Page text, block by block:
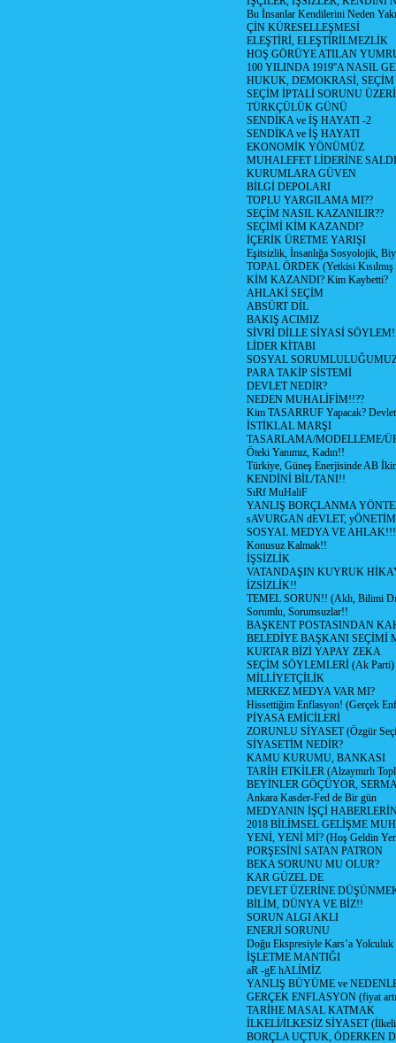
Bu İnsanlar Kendilerini Neden
ÇİN KÜRESELLEŞMESİ
ELEŞTİRİ, ELEŞTİRİLMEZLİK
HOŞ GÖRÜYE ATILAN
100 YILINDA 1919''A NASIL
HUKUK, DEMOKRASİ, SEÇİM
SEÇİM İPTALİ SORUNU
TÜRKÇÜLÜK GÜNÜ
SENDİKA ve İŞ HAYATI -2
SENDİKA ve İŞ HAYATI
EKONOMİK YÖNÜMÜZ
MUHALEFET LİDERİNE
KURUMLARA GÜVEN
BİLGİ DEPOLARI
TOPLU YARGILAMA MI??
SEÇİM NASIL KAZANILIR??
SEÇİMİ KİM KAZANDI?
İÇERİK ÜRETME YARIŞI
Eşitsizlik, İnsanlığa Sosyolojik,
TOPAL ÖRDEK (Yetkisi
KİM KAZANDI? Kim Kaybetti?
AHLAKİ SEÇİM
ABSÜRT DİL
BAKIŞ ACIMIZ
SİVRİ DİLLE SİYASİ
LİDER KİTABI
SOSYAL
PARA TAKİP SİSTEMİ
DEVLET NEDİR?
NEDEN MUHALİFİM!!??
Kim TASARRUF Yapacak? Devlet
İSTİKLAL MARŞI
TASARLAMA/MODELLEME/
Öteki Yanımız, Kadın!!
Türkiye, Güneş Enerjisinde AB
KENDİNİ BİL/TANI!!
SıRf MuHaliF
YANLIŞ BORÇLANMA
sAVURGAN dEVLET,
SOSYAL MEDYA VE AHLAK!!!
Konusuz Kalmak!!
İŞSİZLİK
VATANDAŞIN KUYRUK
İZSİZLİK!!
TEMEL SORUN!! (Aklı, Bilimi
Sorumlu, Sorumsuzlar!!
BAŞKENT POSTASINDAN
BELEDİYE BAŞKANI SEÇİMİ
KURTAR BİZİ YAPAY ZEKA
SEÇİM SÖYLEMLERİ (Ak Parti)
MİLLİYETÇİLİK
MERKEZ MEDYA VAR MI?
Hissettiğim Enflasyon! (Gerçek
PİYASA EMİCİLERİ
ZORUNLU SİYASET (Özgür
SİYASETİM NEDİR?
KAMU KURUMU, BANKASI
TARİH ETKİLER (Alzaymırlı
BEYİNLER GÖÇÜYOR,
Ankara Kasder-Fed de Bir gün
MEDYANIN İŞÇİ
2018 BİLİMSEL GELİŞME
YENİ, YENİ Mİ? (Hoş Geldin
PORŞESİNİ SATAN PATRON
BEKA SORUNU MU OLUR?
KAR GÜZEL DE
DEVLET ÜZERİNE
BİLİM, DÜNYA VE BİZ!!
SORUN ALGI AKLI
ENERJİ SORUNU
Doğu Ekspresiyle Kars’a Yolculuk
İŞLETME MANTIĞI
aR -gE hALİMİZ
YANLIŞ BÜYÜME ve
GERÇEK ENFLASYON (fiyat
TARİHE MASAL KATMAK
İLKELİ/İLKESİZ SİYASET
BORÇLA UÇTUK, ÖDERKEN